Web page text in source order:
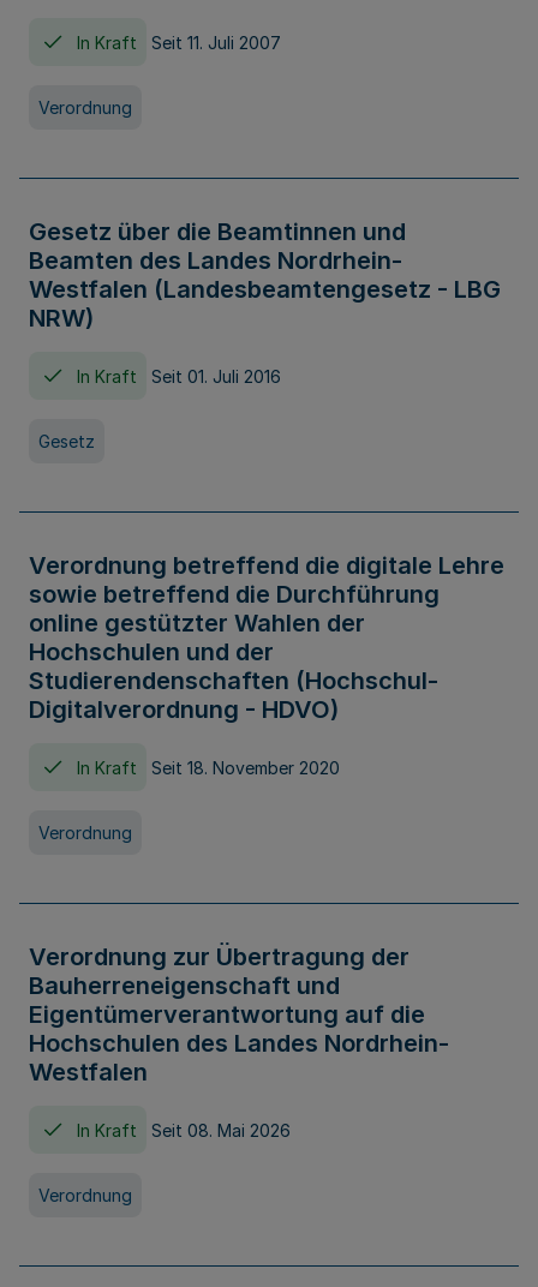
In Kraft Seit 11. Juli 2007
Verordnung
Gesetz über die Beamtinnen und
Beamten des Landes Nordrhein-
Westfalen (Landesbeamtengesetz - LBG
NRW)
In Kraft Seit 01. Juli 2016
Gesetz
Verordnung betreffend die digitale Lehre
sowie betreffend die Durchführung
online gestützter Wahlen der
Hochschulen und der
Studierendenschaften (Hochschul-
Digitalverordnung - HDVO)
In Kraft Seit 18. November 2020
Verordnung
Verordnung zur Übertragung der
Bauherreneigenschaft und
Eigentümerverantwortung auf die
Hochschulen des Landes Nordrhein-
Westfalen
In Kraft Seit 08. Mai 2026
Verordnung